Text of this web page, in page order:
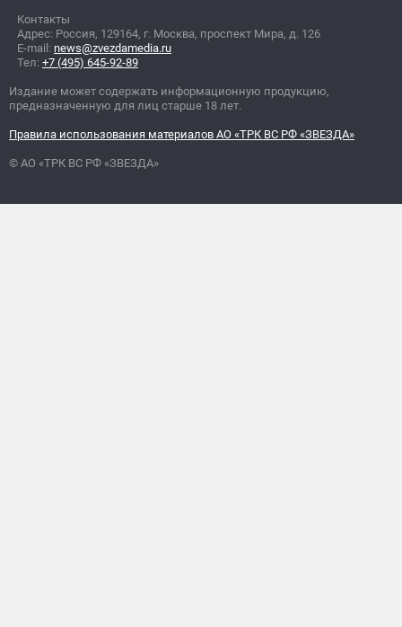
Контакты
Адрес: Россия, 129164, г. Москва, проспект Мира, д. 126
E-mail: news@zvezdamedia.ru
Тел: +7 (495) 645-92-89
Издание может содержать информационную продукцию,
предназначенную для лиц старше 18 лет.
Правила использования материалов АО «ТРК ВС РФ «ЗВЕЗДА»
© АО «ТРК ВС РФ «ЗВЕЗДА»